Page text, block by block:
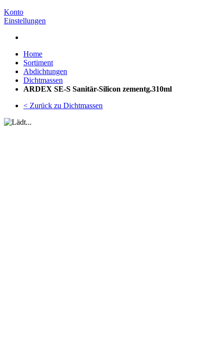
Konto
Einstellungen
Home
Sortiment
Abdichtungen
Dichtmassen
ARDEX SE-S Sanitär-Silicon zementg.310ml
< Zurück zu Dichtmassen